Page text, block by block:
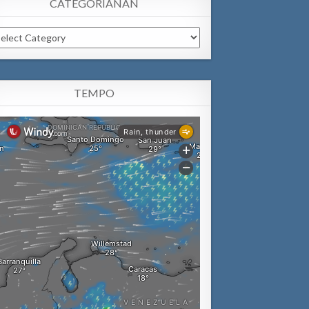
CATEGORIANAN
TEMPO